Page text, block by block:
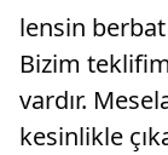
lensin berbat
Bizim
vardır.
kesinlikle